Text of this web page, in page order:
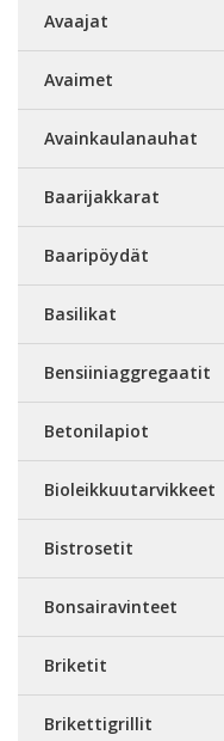
Avaajat
Avaimet
Avainkaulanauhat
Baarijakkarat
Baaripöydät
Basilikat
Bensiiniaggregaatit
Betonilapiot
Bioleikkuutarvikkeet
Bistrosetit
Bonsairavinteet
Briketit
Brikettigrillit